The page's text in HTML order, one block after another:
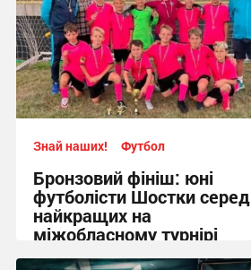
Знай наших! Футбол
Бронзовий фініш: юні
футболісти Шостки серед
найкращих на
міжобласному турнірі